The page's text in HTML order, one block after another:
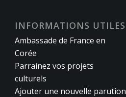
INFORMATIONS UTILES
Ambassade de France en
Corée
Parrainez vos projets
culturels
Ajouter une nouvelle parution